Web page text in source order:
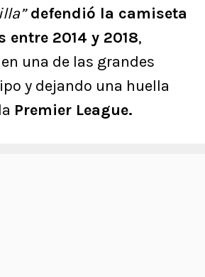
defendió la camiseta
entre 2014 y 2018,
una de las grandes
y dejando una huella
Premier League.